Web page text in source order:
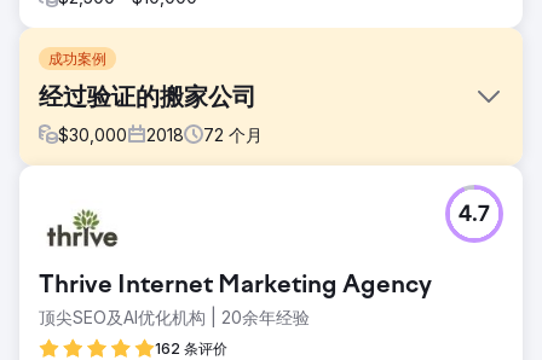
成功案例
经过验证的搬家公司
$30,000 2018 72 个月
Verified Movers 需要改善其在线形象，以帮助用户查找、联
系和评价美国搬家公司。现有网站的参与度低且跳出率高，影
我们设计了一个引人入胜、直观的网站，具有引人入胜的文案
和强大的内容策略，符合客户的目标。这包括 SEO 优化、用
Thrive Internet Marketing Agency
顶尖SEO及AI优化机构 | 20余年经验
162 条评价
4.7